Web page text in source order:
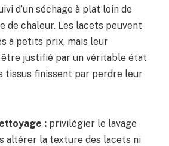
d’un séchage à plat loin de
de chaleur. Les lacets peuvent
à petits prix, mais leur
justifié par un véritable état
tissus finissent par perdre leur
: privilégier le lavage
altérer la texture des lacets ni